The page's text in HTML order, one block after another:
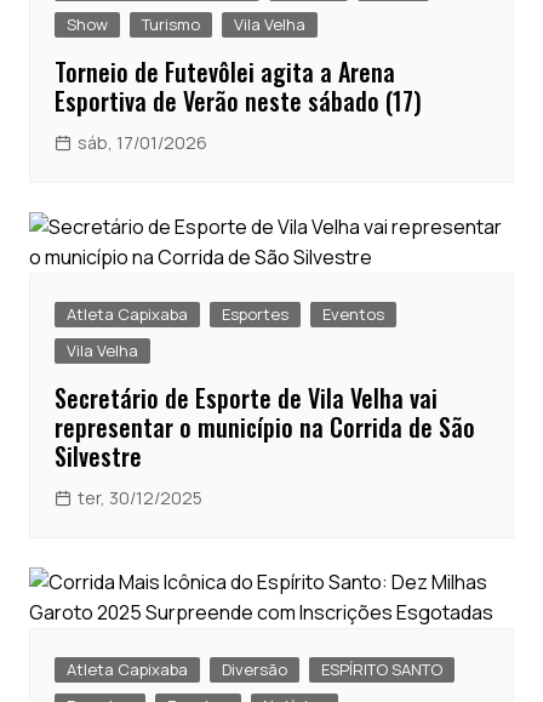
Show
Turismo Vila Velha
Torneio de Futevôlei agita a Arena
Esportiva de Verão neste sábado (17)
sáb, 17/01/2026
Atleta Capixaba Esportes
Eventos
Vila Velha
Secretário de Esporte de Vila Velha vai
representar o município na Corrida de São
Silvestre
ter, 30/12/2025
Atleta Capixaba Diversão
ESPÍRITO SANTO